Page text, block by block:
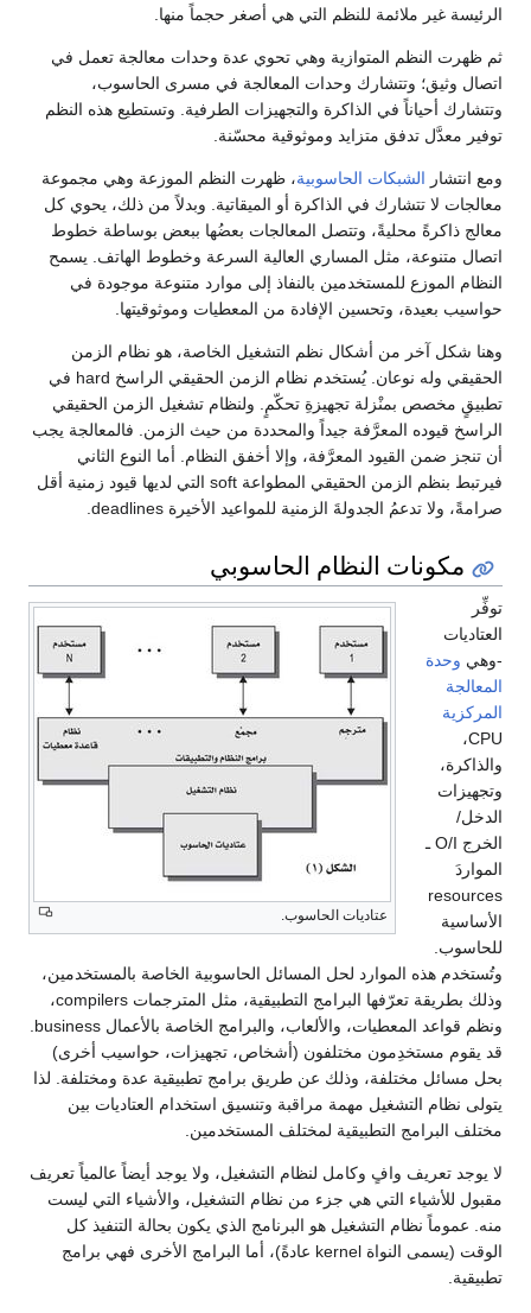
الرئيسة غير ملائمة للنظم التي هي أصغر حجماً منها.
ثم ظهرت النظم المتوازية وهي تحوي عدة وحدات معالجة تعمل في
اتصال وثيق؛ وتتشارك وحدات المعالجة في مسرى الحاسوب،
وتتشارك أحياناً في الذاكرة والتجهيزات الطرفية. وتستطيع هذه النظم
توفير معدَّل تدفق متزايد وموثوقية محسّنة.
ومع انتشار الشبكات الحاسوبية، ظهرت النظم الموزعة وهي مجموعة
معالجات لا تتشارك في الذاكرة أو الميقاتية. وبدلاً من ذلك، يحوي كل
معالج ذاكرةً محليةً، وتتصل المعالجات بعضُها ببعض بوساطة خطوط
اتصال متنوعة، مثل المساري العالية السرعة وخطوط الهاتف. يسمح
النظام الموزع للمستخدمين بالنفاذ إلى موارد متنوعة موجودة في
حواسيب بعيدة، وتحسين الإفادة من المعطيات وموثوقيتها.
وهنا شكل آخر من أشكال نظم التشغيل الخاصة، هو نظام الزمن
الحقيقي وله نوعان. يُستخدم نظام الزمن الحقيقي الراسخ hard في
تطبيقٍ مخصص بمنْزلة تجهيزةِ تحكّمٍ. ولنظام تشغيل الزمن الحقيقي
الراسخ قيوده المعرَّفة جيداً والمحددة من حيث الزمن. فالمعالجة يجب
أن تنجز ضمن القيود المعرَّفة، وإلا أخفق النظام. أما النوع الثاني
فيرتبط بنظم الزمن الحقيقي المطواعة soft التي لديها قيود زمنية أقل
صرامةً، ولا تدعمُ الجدولةَ الزمنية للمواعيد الأخيرة deadlines.
مكونات النظام الحاسوبي
عتاديات الحاسوب.
توفِّر
العتاديات
-وهي وحدة
المعالجة
المركزية
CPU،
والذاكرة،
وتجهيزات
الدخل/
الخرج O/I ـ
المواردَ
resources
الأساسية
للحاسوب.
وتُستخدم هذه الموارد لحل المسائل الحاسوبية الخاصة بالمستخدمين،
وذلك بطريقة تعرّفها البرامج التطبيقية، مثل المترجمات compilers،
ونظم قواعد المعطيات، والألعاب، والبرامج الخاصة بالأعمال business.
قد يقوم مستخدِمون مختلفون (أشخاص، تجهيزات، حواسيب أخرى)
بحل مسائل مختلفة، وذلك عن طريق برامج تطبيقية عدة ومختلفة. لذا
يتولى نظام التشغيل مهمة مراقبة وتنسيق استخدام العتاديات بين
مختلف البرامج التطبيقية لمختلف المستخدمين.
لا يوجد تعريف وافٍ وكامل لنظام التشغيل، ولا يوجد أيضاً عالمياً تعريف
مقبول للأشياء التي هي جزء من نظام التشغيل، والأشياء التي ليست
منه. عموماً نظام التشغيل هو البرنامج الذي يكون بحالة التنفيذ كل
الوقت (يسمى النواة kernel عادةً)، أما البرامج الأخرى فهي برامج
تطبيقية.